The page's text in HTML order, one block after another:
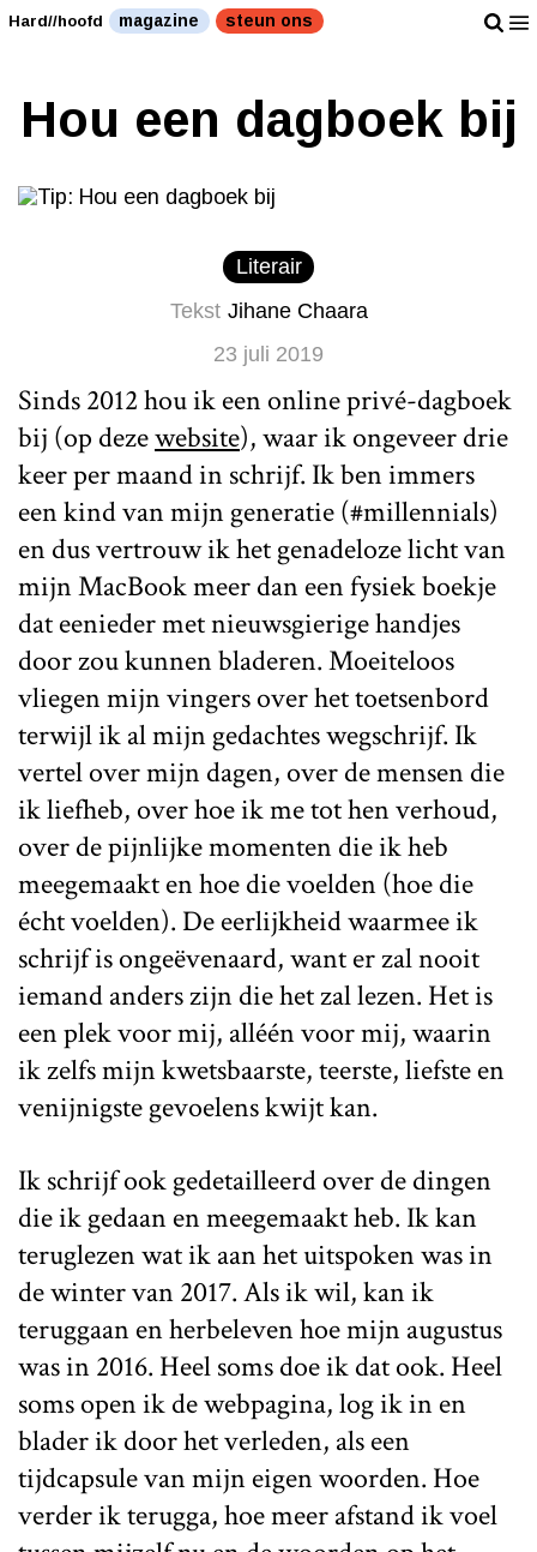
Hard//hoofd magazine steun ons
Hou een dagboek bij
Literair
Tekst Jihane Chaara
23 juli 2019
Sinds 2012 hou ik een online privé-dagboek
bij (op dezewebsite), waar ik ongeveer drie
keer per maand in schrijf. Ik ben immers
een kind van mijn generatie (#millennials)
en dus vertrouw ik het genadeloze licht van
mijn MacBook meer dan een fysiek boekje
dat eenieder met nieuwsgierige handjes
door zou kunnen bladeren. Moeiteloos
vliegen mijn vingers over het toetsenbord
terwijl ik al mijn gedachtes wegschrijf. Ik
vertel over mijn dagen, over de mensen die
ik liefheb, over hoe ik me tot hen verhoud,
over de pijnlijke momenten die ik heb
meegemaakt en hoe die voelden (hoe die
écht voelden). De eerlijkheid waarmee ik
schrijf is ongeëvenaard, want er zal nooit
iemand anders zijn die het zal lezen. Het is
een plek voor mij, alléén voor mij, waarin
ik zelfs mijn kwetsbaarste, teerste, liefste en
venijnigste gevoelens kwijt kan.
Ik schrijf ook gedetailleerd over de dingen
die ik gedaan en meegemaakt heb. Ik kan
teruglezen wat ik aan het uitspoken was in
de winter van 2017. Als ik wil, kan ik
teruggaan en herbeleven hoe mijn augustus
was in 2016. Heel soms doe ik dat ook. Heel
soms open ik de webpagina, log ik in en
blader ik door het verleden, als een
tijdcapsule van mijn eigen woorden. Hoe
verder ik terugga, hoe meer afstand ik voel